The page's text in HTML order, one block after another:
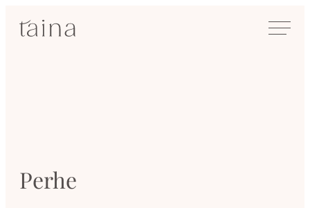
suoraan
SisustusTaina
Perhe